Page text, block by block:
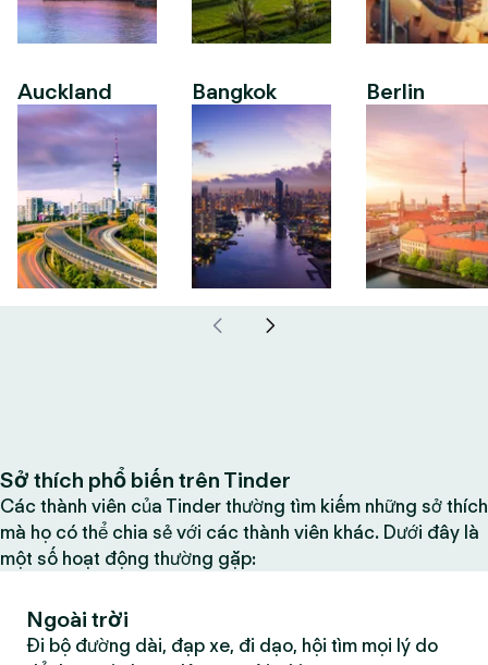
Auckland Bangkok Berlin
Sở thích phổ biến trên Tinder
Các thành viên của Tinder thường tìm kiếm những sở thích
mà họ có thể chia sẻ với các thành viên khác. Dưới đây là
một số hoạt động thường gặp:
Ngoài trời
Đi bộ đường dài, đạp xe, đi dạo, hội tìm mọi lý do